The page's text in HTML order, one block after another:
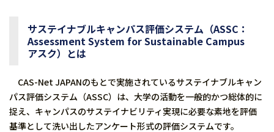
サステイナブルキャンパス評価システム（ASSC：
Assessment System for Sustainable Campus
アスク）とは
CAS-Net JAPANのもとで実施されているサステイナブルキャン
パス評価システム（ASSC）は、大学の活動を一般的かつ総体的に
捉え、キャンパスのサステイナビリティ実現に必要な素地を評価
基準として洗い出したアンケート形式の評価システムです。